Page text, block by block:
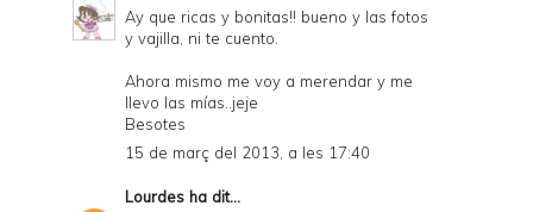
D
Ay que ricas y bonitas!! bueno y las fotos
y vajilla, ni te cuento.
Ahora mismo me voy a merendar y me
llevo las mías..jeje
Besotes
15 de març del 2013, a les 17:40
Lourdes ha dit...